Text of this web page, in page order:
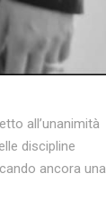
all’unanimità
discipline
ancora una